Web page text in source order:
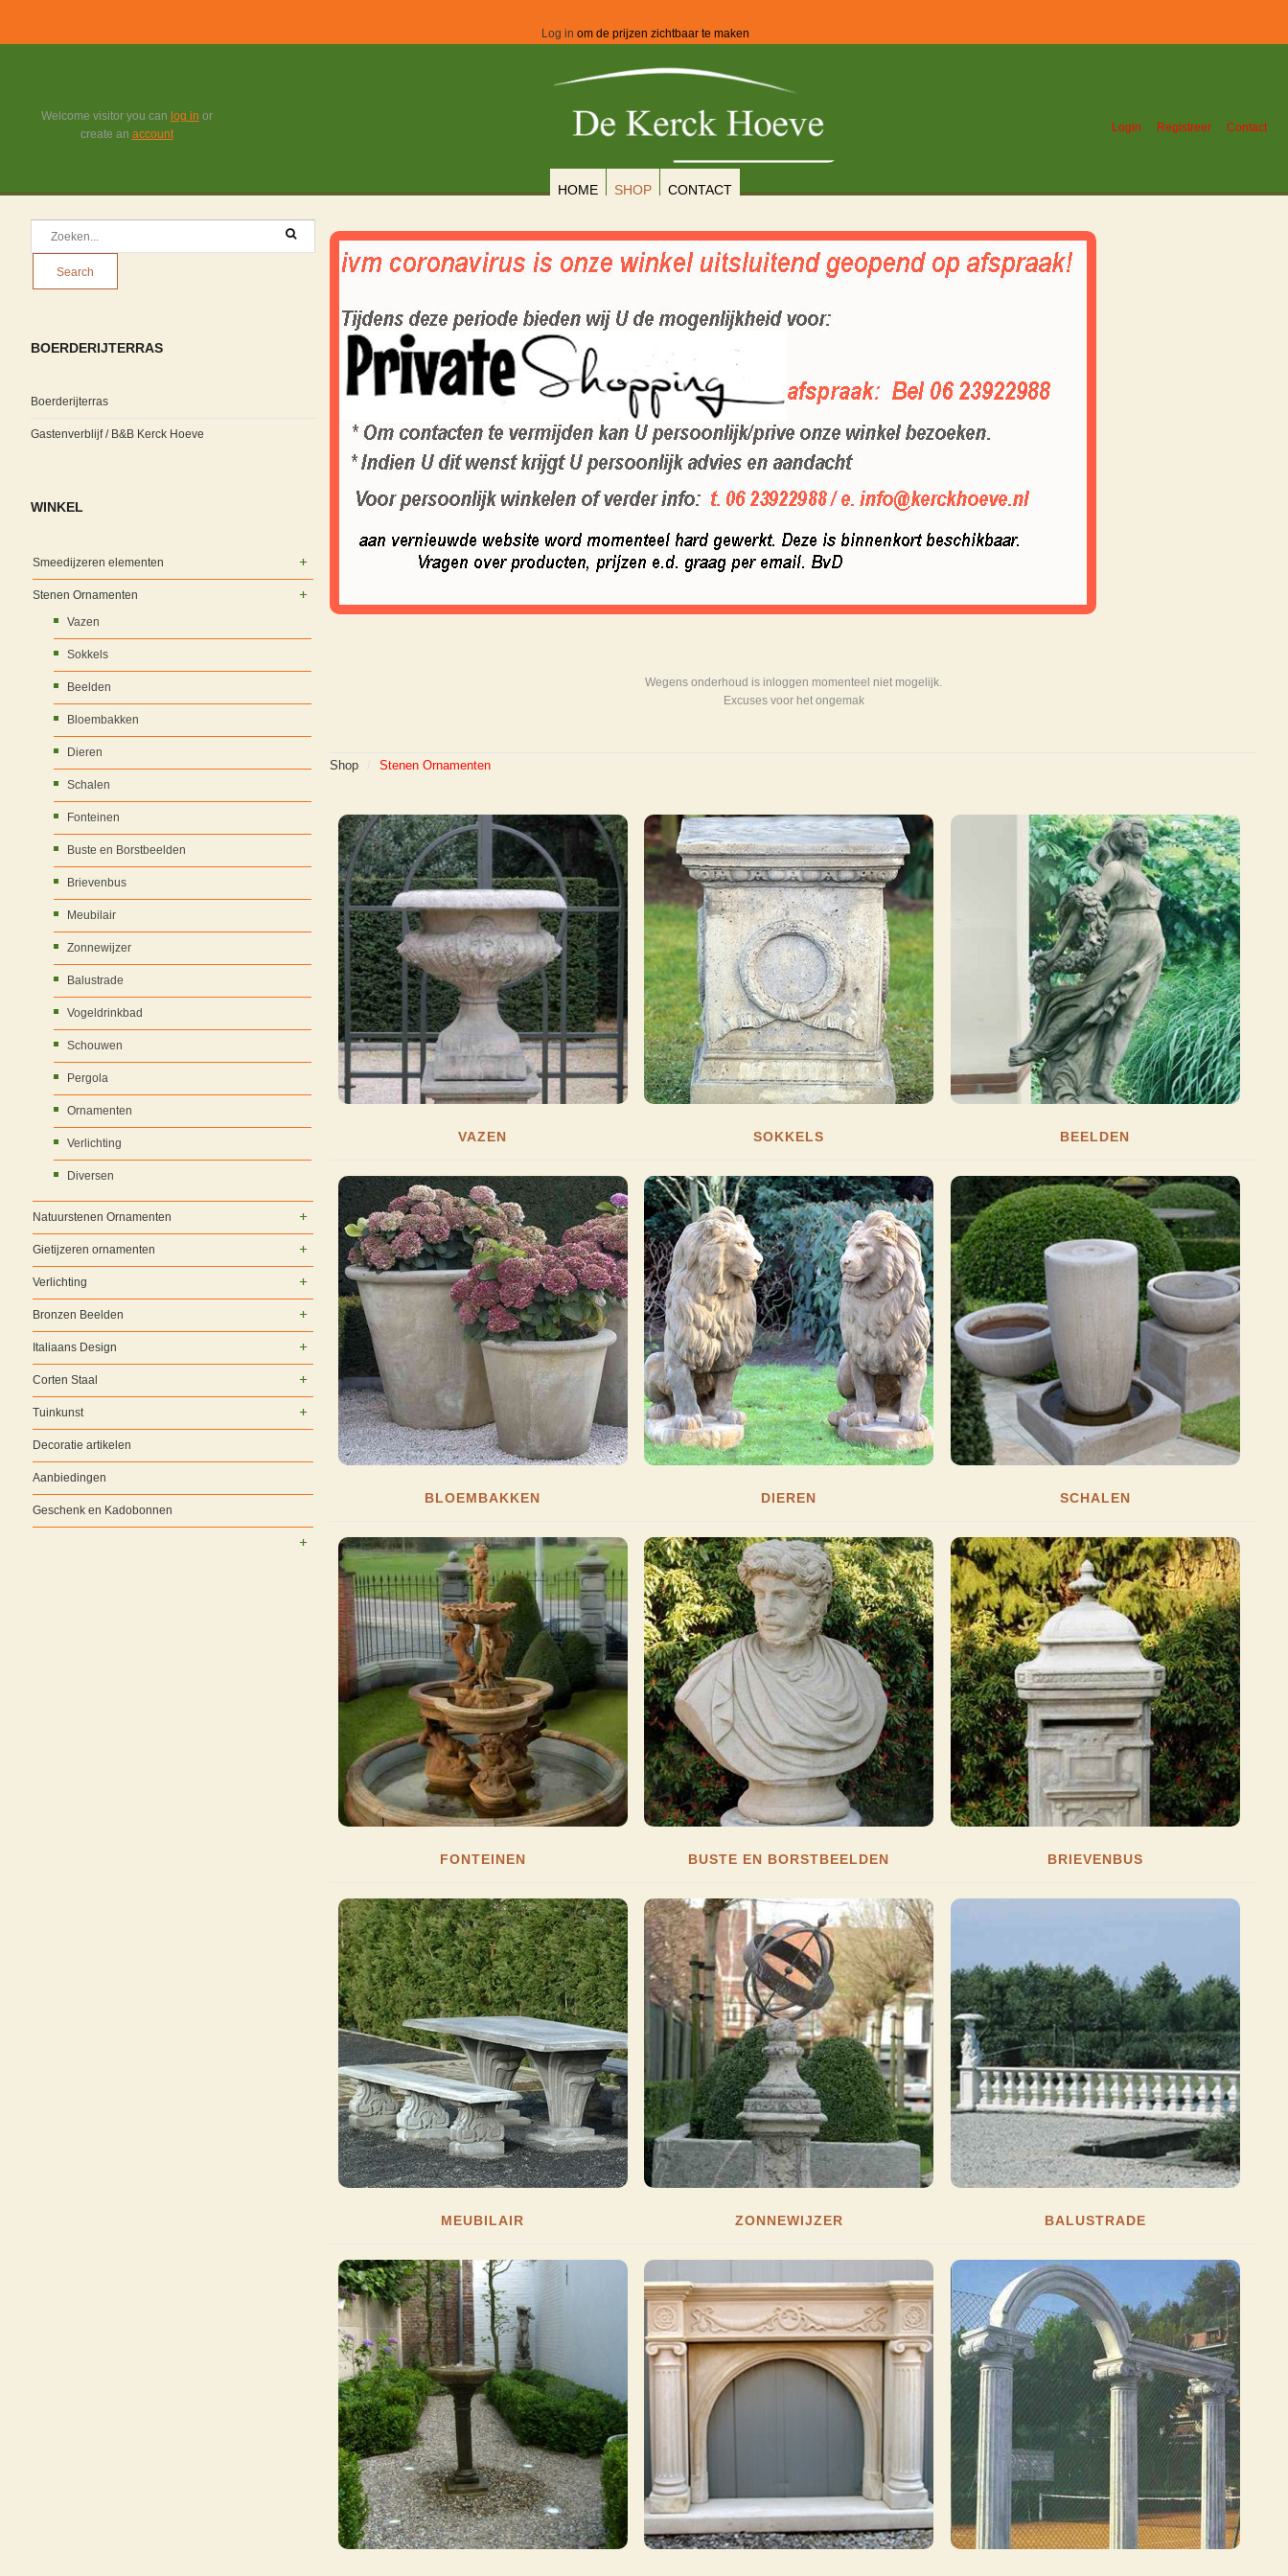
Log in om de prijzen zichtbaar te maken
Welcome visitor you can log in or
create an account Login Registreer Contact
HOME SHOP CONTACT
Wegens onderhoud is inloggen momenteel niet mogelijk.
Excuses voor het ongemak
Shop Stenen Ornamenten
VAZEN SOKKELS BEELDEN
BLOEMBAKKEN DIEREN SCHALEN
FONTEINEN BUSTE EN BORSTBEELDEN BRIEVENBUS
MEUBILAIR ZONNEWIJZER BALUSTRADE
BOERDERIJTERRAS
Boerderijterras
Gastenverblijf / B&B Kerck Hoeve
WINKEL
Smeedijzeren elementen
Stenen Ornamenten
Vazen
Sokkels
Beelden
Bloembakken
Dieren
Schalen
Fonteinen
Buste en Borstbeelden
Brievenbus
Meubilair
Zonnewijzer
Balustrade
Vogeldrinkbad
Schouwen
Pergola
Ornamenten
Verlichting
Diversen
Natuurstenen Ornamenten
Gietijzeren ornamenten
Verlichting
Bronzen Beelden
Italiaans Design
Corten Staal
Tuinkunst
Decoratie artikelen
Aanbiedingen
Geschenk en Kadobonnen